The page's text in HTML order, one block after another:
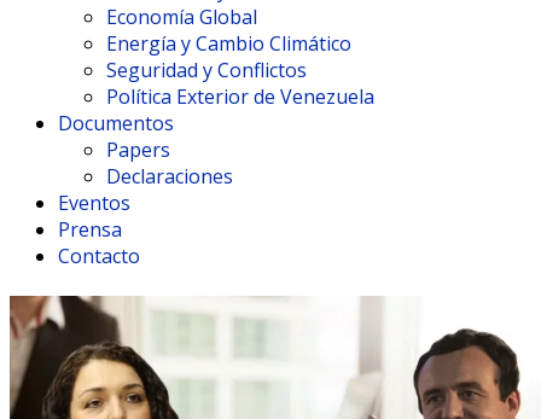
Economía Global
Energía y Cambio Climático
Seguridad y Conflictos
Política Exterior de Venezuela
Documentos
Papers
Declaraciones
Eventos
Prensa
Contacto